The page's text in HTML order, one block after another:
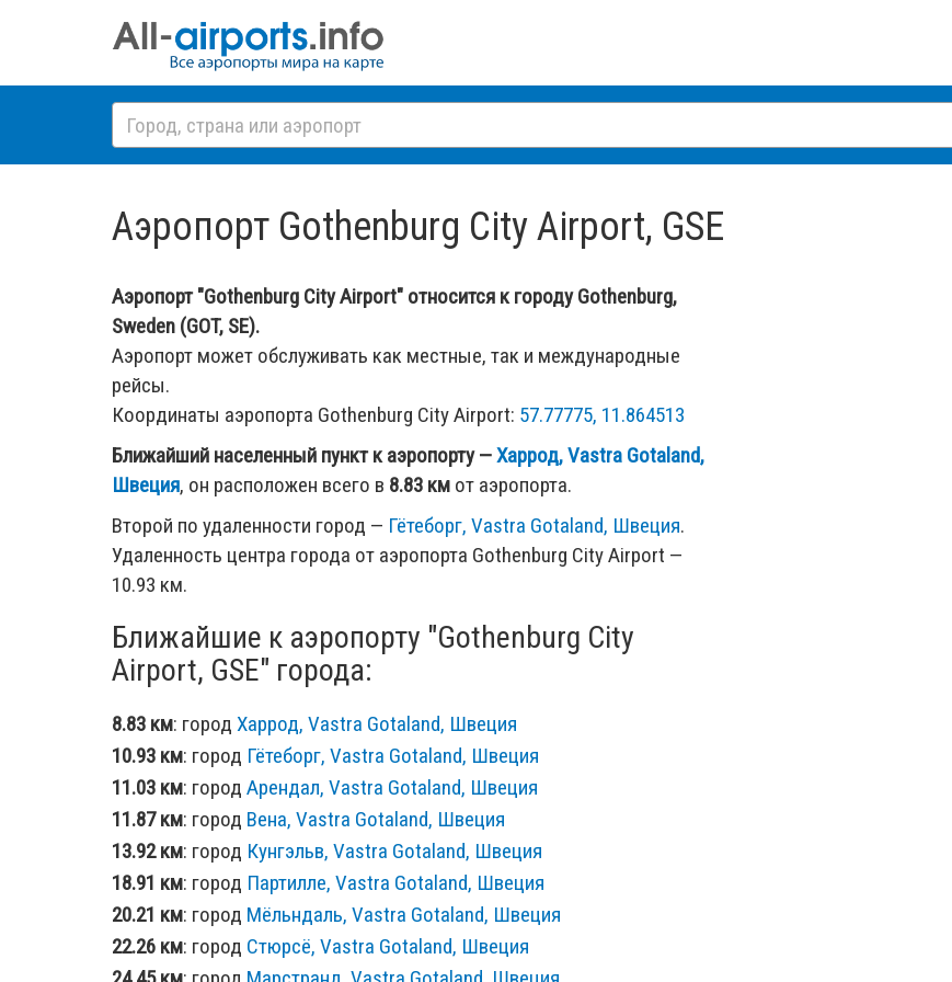
Аэропорт Gothenburg City Airport, GSE
Аэропорт "Gothenburg City Airport" относится к городу Gothenburg,
Sweden (GOT, SE).
Аэропорт может обслуживать как местные, так и международные
рейсы.
Координаты аэропорта Gothenburg City Airport: 57.77775, 11.864513
Ближайший населенный пункт к аэропорту —Харрод, Vastra Gotaland,
Швеция, он расположен всего в 8.83 км от аэропорта.
Второй по удаленности город — Гётеборг, Vastra Gotaland, Швеция.
Удаленность центра города от аэропорта Gothenburg City Airport —
10.93 км.
Ближайшие к аэропорту "Gothenburg City
Airport, GSE" города:
8.83 км: город Харрод, Vastra Gotaland, Швеция
10.93 км: город Гётеборг, Vastra Gotaland, Швеция
11.03 км: город Арендал, Vastra Gotaland, Швеция
11.87 км: город Вена, Vastra Gotaland, Швеция
13.92 км: город Кунгэльв, Vastra Gotaland, Швеция
18.91 км: город Партилле, Vastra Gotaland, Швеция
20.21 км: город Мёльндаль, Vastra Gotaland, Швеция
22.26 км: город Стюрсё, Vastra Gotaland, Швеция